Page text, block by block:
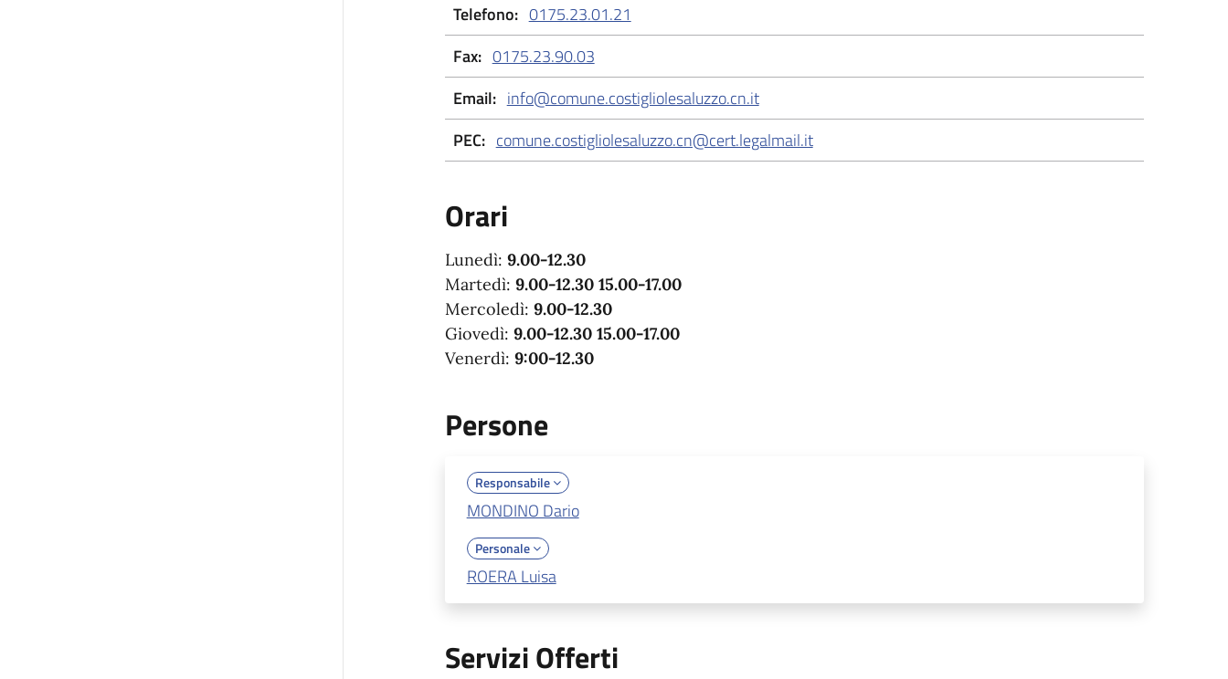
Telefono: 0175.23.01.21
Fax: 0175.23.90.03
Email: info@comune.costigliolesaluzzo.cn.it
PEC: comune.costigliolesaluzzo.cn@cert.legalmail.it
Orari
Lunedì: 9.00-12.30
Martedì: 9.00-12.30 15.00-17.00
Mercoledì: 9.00-12.30
Giovedì: 9.00-12.30 15.00-17.00
Venerdì: 9:00-12.30
Persone
Responsabile
MONDINO Dario
Personale
ROERA Luisa
Servizi Offerti